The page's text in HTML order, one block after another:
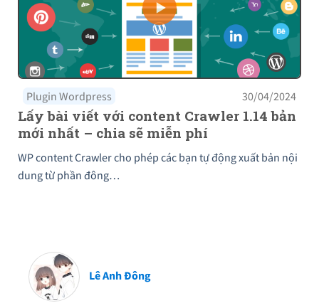
Plugin Wordpress 30/04/2024
Lấy bài viết với content Crawler 1.14 bản
mới nhất – chia sẽ miễn phí
WP content Crawler cho phép các bạn tự động xuất bản nội
dung từ phần đông…
Lê Anh Đông